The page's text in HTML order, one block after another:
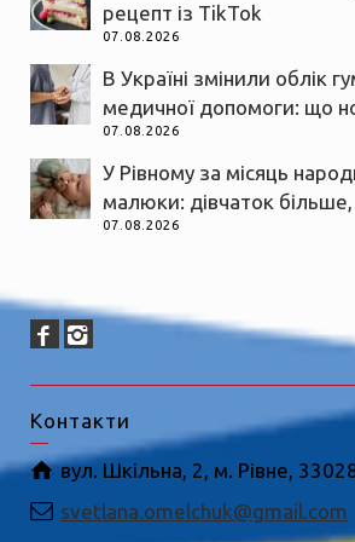
рецепт із TikTok
07.08.2026
В Україні змінили облік
медичної допомоги: що
07.08.2026
У Рівному за місяць
малюки: дівчаток більше,
07.08.2026
Контакти
вул. Шкільна, 2, м. Рівне,
svetlana.omelchuk@gmail.com